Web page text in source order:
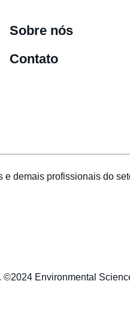
Sobre nós
Contato
e demais profissionais do
©2024 Environmental